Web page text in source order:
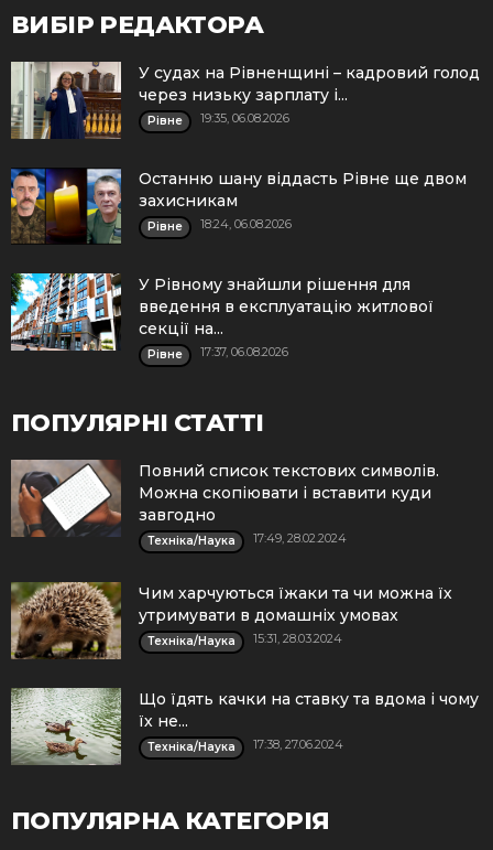
ВИБІР РЕДАКТОРА
У судах на Рівненщині – кадровий голод
через низьку зарплату і...
Рівне 19:35, 06.08.2026
Останню шану віддасть Рівне ще двом
захисникам
Рівне 18:24, 06.08.2026
У Рівному знайшли рішення для
введення в експлуатацію житлової
секції на...
Рівне 17:37, 06.08.2026
ПОПУЛЯРНІ СТАТТІ
Повний список текстових символів.
Можна скопіювати і вставити куди
завгодно
Техніка/Наука 17:49, 28.02.2024
Чим харчуються їжаки та чи можна їх
утримувати в домашніх умовах
Техніка/Наука 15:31, 28.03.2024
Що їдять качки на ставку та вдома і чому
їх не...
Техніка/Наука 17:38, 27.06.2024
ПОПУЛЯРНА КАТЕГОРІЯ